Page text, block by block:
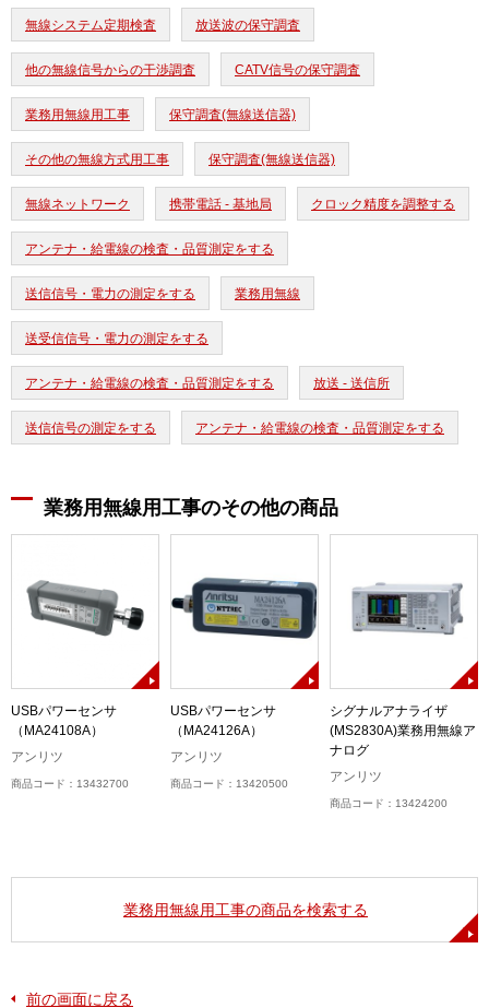
無線システム定期検査 放送波の保守調査
他の無線信号からの干渉調査 CATV信号の保守調査
業務用無線用工事 保守調査(無線送信器)
その他の無線方式用工事 保守調査(無線送信器)
無線ネットワーク 携帯電話 - 基地局 クロック精度を調整する
アンテナ・給電線の検査・品質測定をする
送信信号・電力の測定をする 業務用無線
送受信信号・電力の測定をする
アンテナ・給電線の検査・品質測定をする 放送 - 送信所
送信信号の測定をする アンテナ・給電線の検査・品質測定をする
業務用無線用工事のその他の商品
USBパワーセンサ
（MA24108A）
アンリツ
商品コード：13432700
USBパワーセンサ
（MA24126A）
アンリツ
商品コード：13420500
シグナルアナライザ
(MS2830A)業務用無線ア
ナログ
アンリツ
商品コード：13424200
業務用無線用工事の商品を検索する
前の画面に戻る